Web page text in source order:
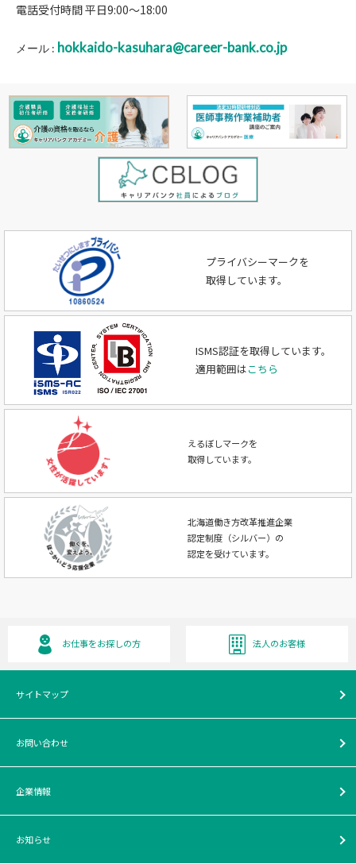
電話受付時間 平日9:00～18:00
メール : hokkaido-kasuhara@career-bank.co.jp
プライバシーマークを
取得しています。
ISMS認証を取得しています。
適用範囲はこちら
えるぼしマークを
取得しています。
北海道働き方改革推進企業
認定制度（シルバー）の
認定を受けています。
お仕事をお探しの方 法人のお客様
サイトマップ
お問い合わせ
企業情報
お知らせ